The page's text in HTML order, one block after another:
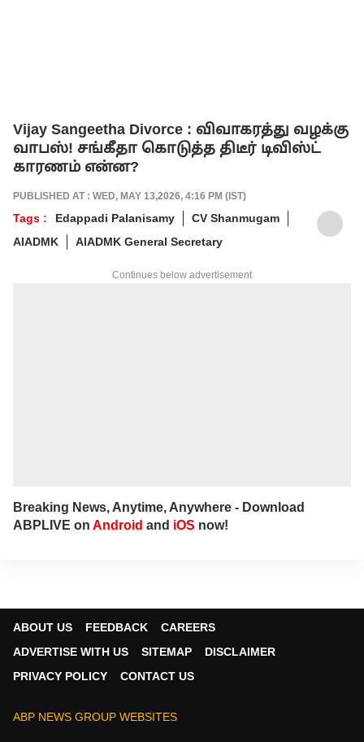
Vijay Sangeetha Divorce : விவாகரத்து வழக்கு
வாபஸ்! சங்கீதா கொடுத்த திடீர் டிவிஸ்ட்
காரணம் என்ன?
PUBLISHED AT : WED, MAY 13,2026, 4:16 PM (IST)
Tags : Edappadi Palanisamy
CV Shanmugam
AIADMK
AIADMK General Secretary
Continues below advertisement
Breaking News, Anytime, Anywhere - Download
ABPLIVE on Android and iOS now!
ABOUT US FEEDBACK
CAREERS
ADVERTISE WITH US
SITEMAP
DISCLAIMER
PRIVACY POLICY
CONTACT US
ABP NEWS GROUP WEBSITES